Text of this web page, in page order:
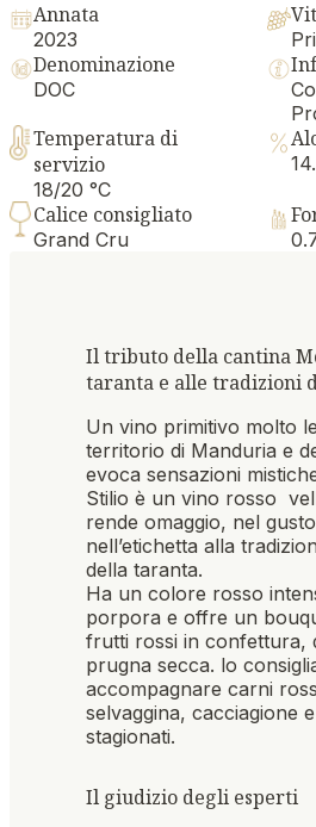
Annata
2023
Denominazione
DOC
Temperatura di
servizio
18/20 °C
Calice consigliato
Grand Cru
Il tributo della cantina
taranta e alle tradizioni
Un vino primitivo molto
territorio di Manduria e
evoca sensazioni
Stilio è un vino rosso
rende omaggio, nel
nell’etichetta alla
della taranta.
Ha un colore rosso
porpora e offre un
frutti rossi in confettura,
prugna secca. lo
accompagnare carni
selvaggina, cacciagione
stagionati.
Il giudizio degli esperti